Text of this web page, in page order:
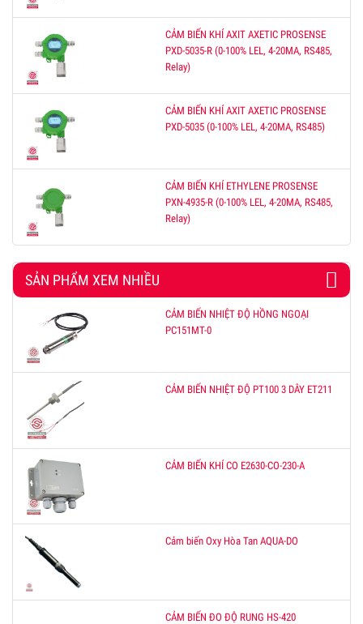
CẢM BIẾN KHÍ AXIT AXETIC PROSENSE
PXD-5035-R (0-100% LEL, 4-20MA, RS485,
Relay)
CẢM BIẾN KHÍ AXIT AXETIC PROSENSE
PXD-5035 (0-100% LEL, 4-20MA, RS485)
CẢM BIẾN KHÍ ETHYLENE PROSENSE
PXN-4935-R (0-100% LEL, 4-20MA, RS485,
Relay)
SẢN PHẨM XEM NHIỀU
CẢM BIẾN NHIỆT ĐỘ HỒNG NGOẠI
PC151MT-0
CẢM BIẾN NHIỆT ĐỘ PT100 3 DÂY ET211
CẢM BIẾN KHÍ CO E2630-CO-230-A
Cảm biến Oxy Hòa Tan AQUA-DO
CẢM BIẾN ĐO ĐỘ RUNG HS-420